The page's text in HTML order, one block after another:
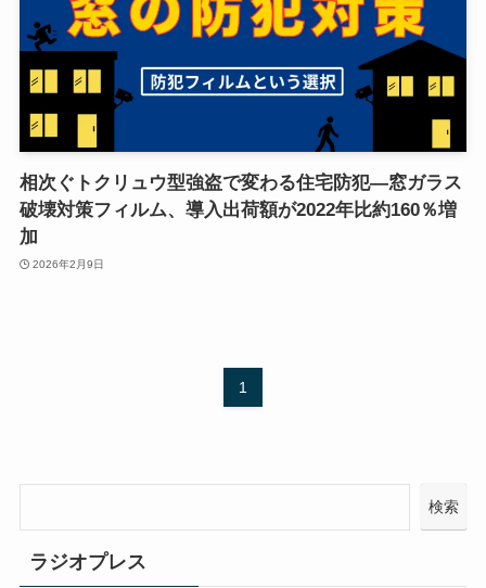
相次ぐトクリュウ型強盗で変わる住宅防犯―窓ガラス
破壊対策フィルム、導入出荷額が2022年比約160％増
加
2026年2月9日
1
検索
ラジオプレス